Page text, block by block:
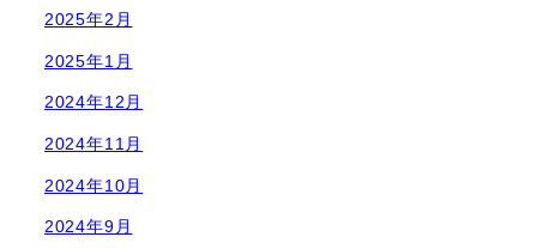
2025年2月
2025年1月
2024年12月
2024年11月
2024年10月
2024年9月